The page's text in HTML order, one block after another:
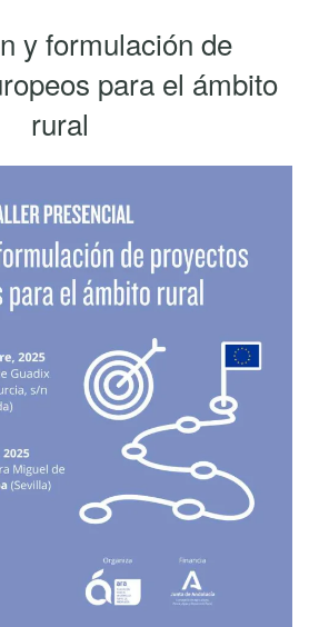
y formulación de
para el ámbito
rural